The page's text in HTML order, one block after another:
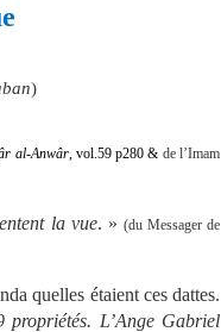
)
al-Anwâr, vol.59 p280 & de l’Imam
la vue. » (du Messager de
quelles étaient ces dattes.
L’Ange Gabriel